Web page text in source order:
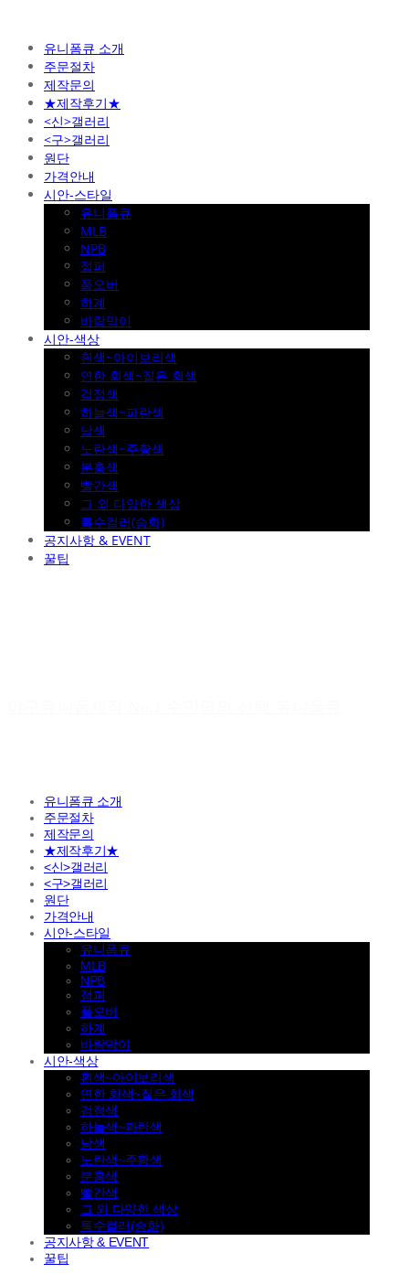
유니폼큐 소개
주문절차
제작문의
★제작후기★
<신>갤러리
<구>갤러리
원단
가격안내
시안-스타일
유니폼큐
MLB
NPB
점퍼
풀오버
하계
바람막이
시안-색상
흰색~아이보리색
연한 회색~짙은 회색
검정색
하늘색~파란색
남색
노란색~주황색
분홍색
빨간색
그 외 다양한 색상
특수컬러(승화)
공지사항 & EVENT
꿀팁
유니폼큐 소개
주문절차
제작문의
★제작후기★
<신>갤러리
<구>갤러리
원단
가격안내
시안-스타일
유니폼큐
MLB
NPB
점퍼
풀오버
하계
바람막이
시안-색상
흰색~아이보리색
연한 회색~짙은 회색
검정색
하늘색~파란색
남색
노란색~주황색
분홍색
빨간색
그 외 다양한 색상
특수컬러(승화)
공지사항 & EVENT
꿀팁